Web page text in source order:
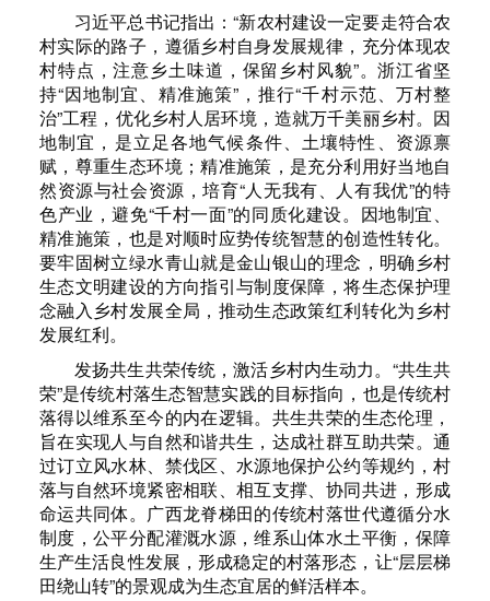
习近平总书记指出：“新农村建设一定要走符合农
村实际的路子，遵循乡村自身发展规律，充分体现农
村特点，注意乡土味道，保留乡村风貌”。浙江省坚
持“因地制宜、精准施策”，推行“千村示范、万村整
治”工程，优化乡村人居环境，造就万千美丽乡村。因
地制宜，是立足各地气候条件、土壤特性、资源禀
赋，尊重生态环境；精准施策，是充分利用好当地自
然资源与社会资源，培育“人无我有、人有我优”的特
色产业，避免“千村一面”的同质化建设。因地制宜、
精准施策，也是对顺时应势传统智慧的创造性转化。
要牢固树立绿水青山就是金山银山的理念，明确乡村
生态文明建设的方向指引与制度保障，将生态保护理
念融入乡村发展全局，推动生态政策红利转化为乡村
发展红利。
发扬共生共荣传统，激活乡村内生动力。“共生共
荣”是传统村落生态智慧实践的目标指向，也是传统村
落得以维系至今的内在逻辑。共生共荣的生态伦理，
旨在实现人与自然和谐共生，达成社群互助共荣。通
过订立风水林、禁伐区、水源地保护公约等规约，村
落与自然环境紧密相联、相互支撑、协同共进，形成
命运共同体。广西龙脊梯田的传统村落世代遵循分水
制度，公平分配灌溉水源，维系山体水土平衡，保障
生产生活良性发展，形成稳定的村落形态，让“层层梯
田绕山转”的景观成为生态宜居的鲜活样本。